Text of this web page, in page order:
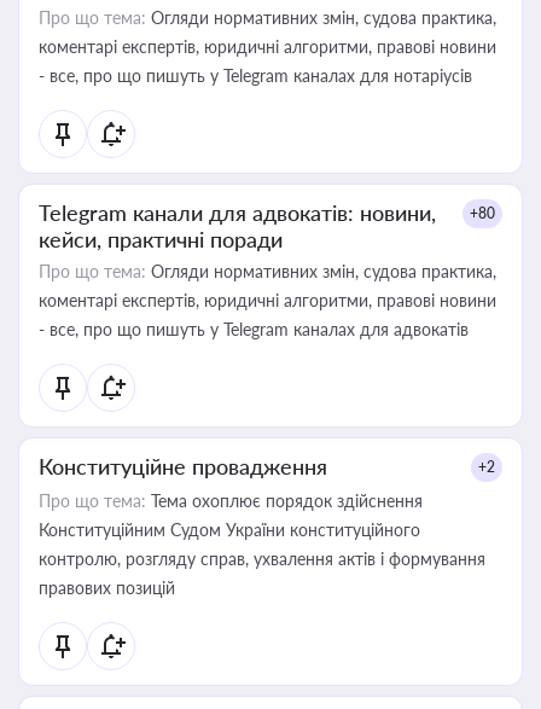
Про що тема: Огляди нормативних змін, судова практика,
коментарі експертів, юридичні алгоритми, правові новини
- все, про що пишуть у Telegram каналах для нотаріусів
Telegram канали для адвокатів: новини,
кейси, практичні поради
+80
Про що тема: Огляди нормативних змін, судова практика,
коментарі експертів, юридичні алгоритми, правові новини
- все, про що пишуть у Telegram каналах для адвокатів
Конституційне провадження +2
Про що тема: Тема охоплює порядок здійснення
Конституційним Судом України конституційного
контролю, розгляду справ, ухвалення актів і формування
правових позицій